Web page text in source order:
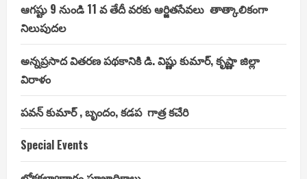
ఆగష్టు 9 నుండి 11 వ తేదీ వరకు ఆర్జితసేవలు తాత్కాలికంగా
నిలుపుదల
అన్నప్రసాద వితరణ పథకానికి డి. విష్ణు కుమార్, కృష్ణా జిల్లా
విరాళం
పవన్ కుమార్ , బృందం, కడప గాత్ర కచేరి
Special Events